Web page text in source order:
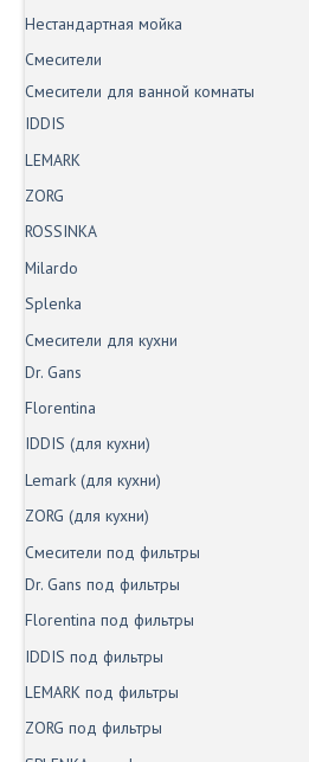
Нестандартная мойка
Смесители
Смесители для ванной комнаты
IDDIS
LEMARK
ZORG
ROSSINKA
Milardo
Splenka
Смесители для кухни
Dr. Gans
Florentina
IDDIS (для кухни)
Lemark (для кухни)
ZORG (для кухни)
Смесители под фильтры
Dr. Gans под фильтры
Florentina под фильтры
IDDIS под фильтры
LEMARK под фильтры
ZORG под фильтры